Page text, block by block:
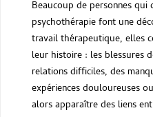
Beaucoup de personnes qui
psychothérapie font une
travail thérapeutique, elles
leur histoire : les blessures
relations difficiles, des
expériences douloureuses
alors apparaître des liens